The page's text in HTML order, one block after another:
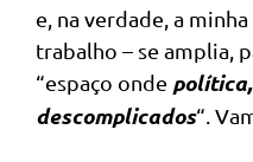
e, na verdade, a
trabalho – se amplia,
“espaço onde
descomplicados“.